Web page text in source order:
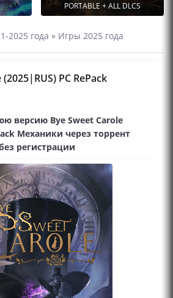
PORTABLE + ALL DLCS
2025 года » Игры 2025 года
PC RePack
версию Bye Sweet Carole
Механики через торрент
регистрации